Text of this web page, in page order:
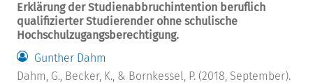
Erklärung der Studienabbruchintention beruflich
qualifizierter Studierender ohne schulische
Hochschulzugangsberechtigung.
Gunther Dahm
Dahm, G., Becker, K., & Bornkessel, P. (2018, September).